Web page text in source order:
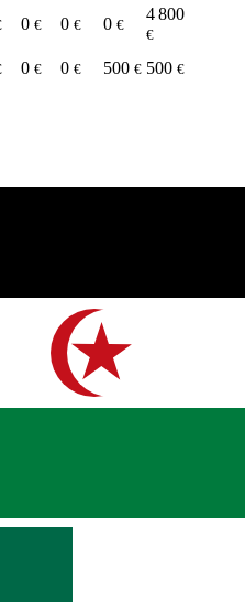
0 € 0 € 0 €
4 800
€
0 € 0 € 500 € 500 €